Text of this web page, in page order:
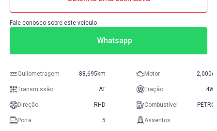
Fale conosco sobre este veículo
Whatsapp
Quilometragem 88,695km Motor
Transmissão AT Tração
Direção RHD Combustível
Porta 5 Assentos